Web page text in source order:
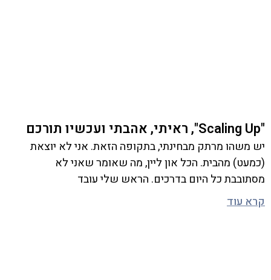
"Scaling Up", ראיתי, אהבתי ועכשיו תורכם
יש משהו מרתק מבחינתי, בתקופה הזאת. אני לא יוצאת
(כמעט) מהבית. הכל און ליין, מה שאומר שאני לא
מסתובבת כל היום בדרכים. הראש שלי עובד
קרא עוד